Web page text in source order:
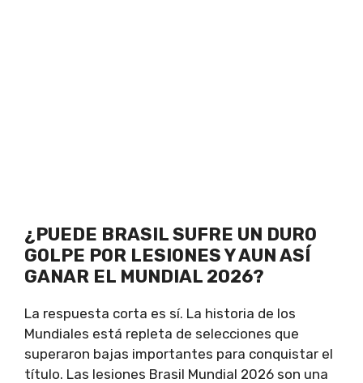
¿PUEDE BRASIL SUFRE UN DURO
GOLPE POR LESIONES Y AUN ASÍ
GANAR EL MUNDIAL 2026?
La respuesta corta es sí. La historia de los
Mundiales está repleta de selecciones que
superaron bajas importantes para conquistar el
título. Las lesiones Brasil Mundial 2026 son una